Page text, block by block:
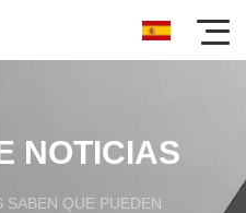
NOTICIAS
SABEN QUE PUEDEN